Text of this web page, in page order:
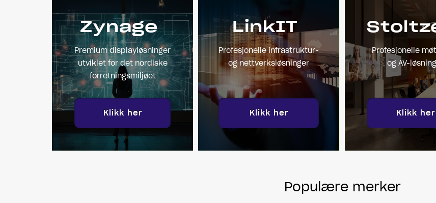
Zynage
Premium displayløsninger
utviklet for det nordiske
forretningsmiljøet
Klikk her
LinkIT
Profesjonelle infrastruktur-
og nettverksløsninger
Klikk her
Profesjonelle
og AV-
Klikk her
Populære merker